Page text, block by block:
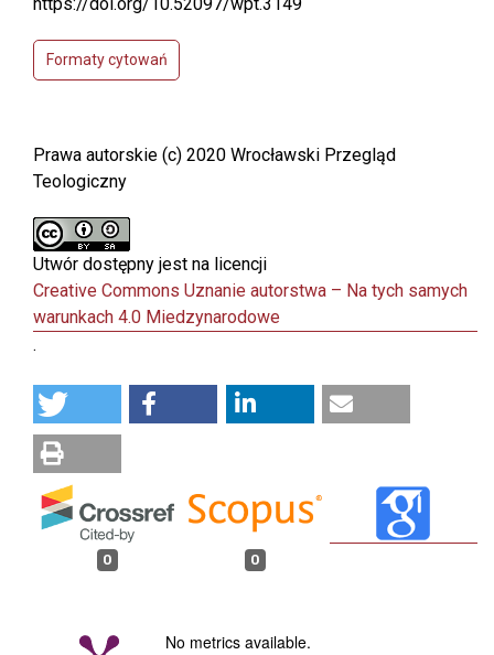
Formaty cytowań
Prawa autorskie (c) 2020 Wrocławski Przegląd
Teologiczny
Utwór dostępny jest na licencji
Creative Commons Uznanie autorstwa – Na tych samych
warunkach 4.0 Miedzynarodowe
.
0 0
No metrics available.